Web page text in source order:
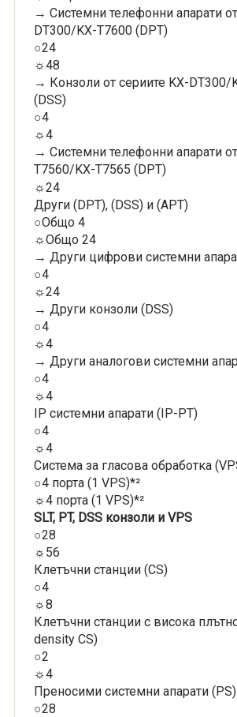
→ Системни телефонни апарати
DT300/KX-T7600 (DPT)
○24
☼48
→ Конзоли от сериите KX-DT300/
(DSS)
○4
☼4
→ Системни телефонни апарати
T7560/KX-T7565 (DPT)
☼24
Други (DPT), (DSS) и (APT)
○Общо 4
☼Общо 24
→ Други цифрови системни
○4
☼24
→ Други конзоли (DSS)
○4
☼4
→ Други аналогови системни
○4
☼4
IP системни апарати (IP-PT)
○4
☼4
Система за гласова обработка
○4 порта (1 VPS)*²
☼4 порта (1 VPS)*²
SLT, PT, DSS конзоли и VPS
○28
☼56
Клетъчни станции (CS)
○4
☼8
Клетъчни станции с висока
density CS)
○2
☼4
Преносими системни апарати (PS)
○28